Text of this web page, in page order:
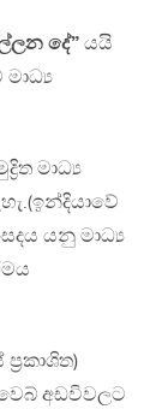
දේ” යයි
මාධ්‍ය
යනු මාධ්‍ය
අඩවිවලට